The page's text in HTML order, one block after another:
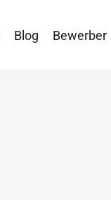
Blog Bewerber